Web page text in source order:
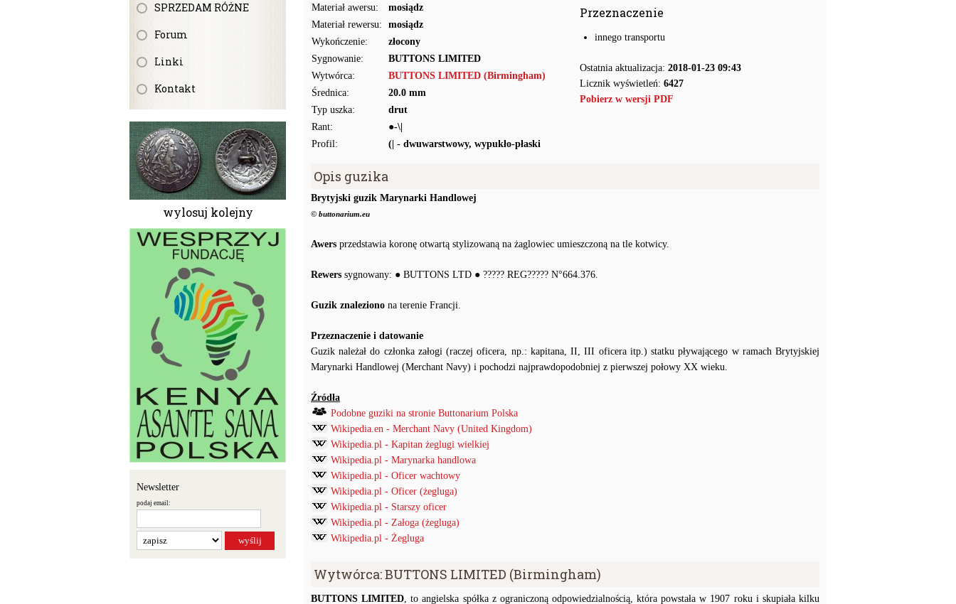
SPRZEDAM RÓŻNE
Forum
Linki
Kontakt
wylosuj kolejny
Newsletter
podaj email:
Materiał awersu:
mosiądz
Materiał rewersu:
mosiądz
Wykończenie:
złocony
Sygnowanie:
BUTTONS LIMITED
Wytwórca:
BUTTONS LIMITED (Birmingham)
Średnica:
20.0 mm
Typ uszka:
drut
Rant:
●-\|
Profil:
(| - dwuwarstwowy, wypukło-płaski
Przeznaczenie
innego transportu
Ostatnia aktualizacja: 2018-01-23 09:43
Licznik wyświetleń: 6427
Pobierz w wersji PDF
Opis guzika
Brytyjski guzik Marynarki Handlowej
© buttonarium.eu
Awers przedstawia koronę otwartą stylizowaną na żaglowiec umieszczoną na tle kotwicy.
Rewers sygnowany: ● BUTTONS LTD ● ????? REG????? N°664.376.
Guzik znaleziono na terenie Francji.
Przeznaczenie i datowanie
Guzik należał do członka załogi (raczej oficera, np.: kapitana, II, III oficera itp.) statku pływającego w ramach Brytyjskiej
Marynarki Handlowej (Merchant Navy) i pochodzi najprawdopodobniej z pierwszej połowy XX wieku.
Źródła
Podobne guziki na stronie Buttonarium Polska
Wikipedia.en - Merchant Navy (United Kingdom)
Wikipedia.pl - Kapitan żeglugi wielkiej
Wikipedia.pl - Marynarka handlowa
Wikipedia.pl - Oficer wachtowy
Wikipedia.pl - Oficer (żegluga)
Wikipedia.pl - Starszy oficer
Wikipedia.pl - Załoga (żegluga)
Wikipedia.pl - Żegluga
Wytwórca: BUTTONS LIMITED (Birmingham)
BUTTONS LIMITED, to angielska spółka z ograniczoną odpowiedzialnością, która powstała w 1907 roku i skupiała kilku